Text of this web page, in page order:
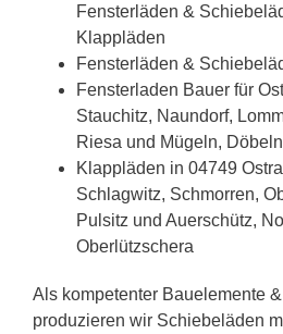
Fensterläden &
Klappläden
Fensterläden &
Fensterladen Bauer für
Stauchitz, Naundorf,
Riesa und Mügeln,
Klappläden in 04749
Schlagwitz, Schmorren,
Pulsitz und Auerschütz,
Oberlützschera
Als kompetenter Bauelemente
produzieren wir Schiebeläden